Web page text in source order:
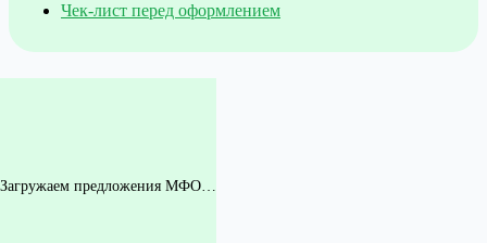
Чек-лист перед оформлением
Загружаем предложения МФО…